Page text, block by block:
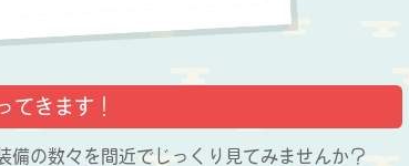
てきます！
の数々を間近でじっくり見てみませんか？